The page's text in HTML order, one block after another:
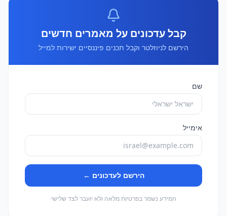
קבל עדכונים על מאמרים חדשים
הירשם לניוזלטר וקבל תכנים פיננסיים ישירות למייל
שם
אימייל
הירשם לעדכונים ←
המידע נשמר בפרטיות מלאה ולא יועבר לצד שלישי